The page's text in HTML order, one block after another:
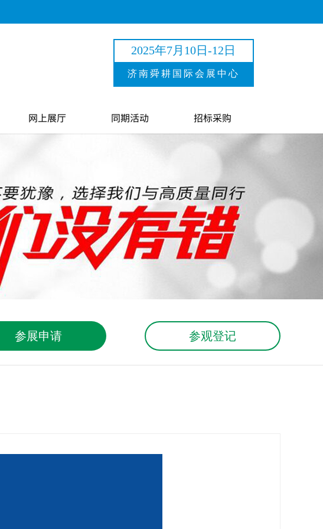
2025年7月10日-12日
济南舜耕国际会展中心
网上展厅 同期活动 招标采购
参展申请 参观登记